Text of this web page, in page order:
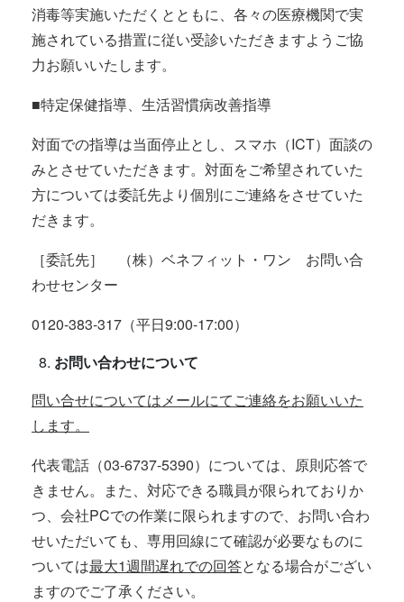
消毒等実施いただくとともに、各々の医療機関で実
施されている措置に従い受診いただきますようご協
力お願いいたします。
■特定保健指導、生活習慣病改善指導
対面での指導は当面停止とし、スマホ（ICT）面談の
みとさせていただきます。対面をご希望されていた
方については委託先より個別にご連絡をさせていた
だきます。
［委託先］ （株）ベネフィット・ワン お問い合
わせセンター
0120-383-317（平日9:00-17:00）
お問い合わせについて
問い合せについてはメールにてご連絡をお願いいた
します。
代表電話（03-6737-5390）については、原則応答で
きません。また、対応できる職員が限られておりか
つ、会社PCでの作業に限られますので、お問い合わ
せいただいても、専用回線にて確認が必要なものに
ついては最大1週間遅れでの回答となる場合がござい
ますのでご了承ください。